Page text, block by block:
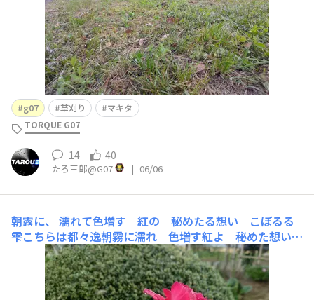
g07 草刈り
マキタ
TORQUE G07
14 40
たろ三郎@G07 | 06/06
朝露に、
濡れて色増す 紅の 秘めたる想い こぼるる
雫こちらは都々逸朝霧に濡れ 色増す紅よ 秘めた想い
も 雫こぼるる散り際だから なお艶めかし 紅のほてり
は 秘めておく今朝は曇天です